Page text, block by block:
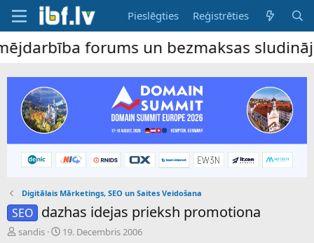
Pieslēgties Reģistrēties
forums un bezmaksas
Digitālais Mārketings, SEO un Saites Veidošana
SEO dazhas idejas prieksh promotiona
P
sandis
S19. Decembris 2006